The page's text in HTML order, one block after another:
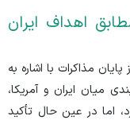
اهداف ایران
مذاکرات با اشاره به
موجود در چارچوب تفاهم ۱۴ بندی میان ایران و آمریکا،
اما در عین حال تأکید